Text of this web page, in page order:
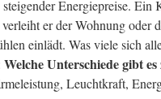
Energiepreise. Ein
er der Wohnung oder
einlädt. Was viele sich
Welche Unterschiede gibt
Leuchtkraft,